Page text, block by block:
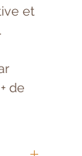
et
de